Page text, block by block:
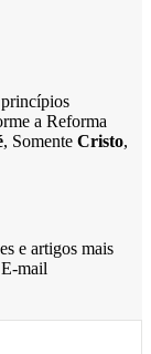
a Reforma
, Somente Cristo,
e artigos mais
mail